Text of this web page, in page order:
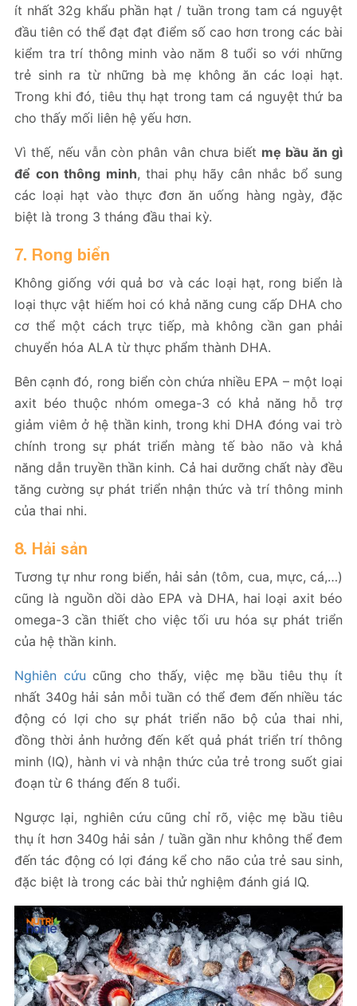
ít nhất 32g khẩu phần hạt / tuần trong tam cá nguyệt
đầu tiên có thể đạt đạt điểm số cao hơn trong các bài
kiểm tra trí thông minh vào năm 8 tuổi so với những
trẻ sinh ra từ những bà mẹ không ăn các loại hạt.
Trong khi đó, tiêu thụ hạt trong tam cá nguyệt thứ ba
cho thấy mối liên hệ yếu hơn.
Vì thế, nếu vẫn còn phân vân chưa biết mẹ bầu ăn gì
để con thông minh, thai phụ hãy cân nhắc bổ sung
các loại hạt vào thực đơn ăn uống hàng ngày, đặc
biệt là trong 3 tháng đầu thai kỳ.
7. Rong biển
Không giống với quả bơ và các loại hạt, rong biển là
loại thực vật hiếm hoi có khả năng cung cấp DHA cho
cơ thể một cách trực tiếp, mà không cần gan phải
chuyển hóa ALA từ thực phẩm thành DHA.
Bên cạnh đó, rong biển còn chứa nhiều EPA – một loại
axit béo thuộc nhóm omega-3 có khả năng hỗ trợ
giảm viêm ở hệ thần kinh, trong khi DHA đóng vai trò
chính trong sự phát triển màng tế bào não và khả
năng dẫn truyền thần kinh. Cả hai dưỡng chất này đều
tăng cường sự phát triển nhận thức và trí thông minh
của thai nhi.
8. Hải sản
Tương tự như rong biển, hải sản (tôm, cua, mực, cá,…)
cũng là nguồn dồi dào EPA và DHA, hai loại axit béo
omega-3 cần thiết cho việc tối ưu hóa sự phát triển
của hệ thần kinh.
Nghiên cứu cũng cho thấy, việc mẹ bầu tiêu thụ ít
nhất 340g hải sản mỗi tuần có thể đem đến nhiều tác
động có lợi cho sự phát triển não bộ của thai nhi,
đồng thời ảnh hưởng đến kết quả phát triển trí thông
minh (IQ), hành vi và nhận thức của trẻ trong suốt giai
đoạn từ 6 tháng đến 8 tuổi.
Ngược lại, nghiên cứu cũng chỉ rõ, việc mẹ bầu tiêu
thụ ít hơn 340g hải sản / tuần gần như không thể đem
đến tác động có lợi đáng kể cho não của trẻ sau sinh,
đặc biệt là trong các bài thử nghiệm đánh giá IQ.